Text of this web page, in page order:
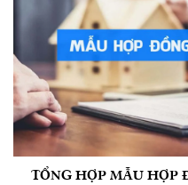
TỔNG HỢP MẪU HỢP